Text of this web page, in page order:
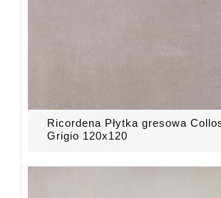
Ricordena Płytka gresowa
Grigio 120x120